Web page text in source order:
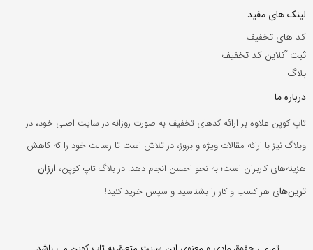
لینک های مفید
کد های تخفیف
ثبت آنلاین کد تخفیف
بلاگ
درباره ما
تاپ کوپن علاوه بر ارائه کدهای تخفیف به صورت روزانه در سایت اصلی خود، در
وبلاگ نیز با ارائه مقالات ویژه و بروز، در تلاش است تا رسالت خود را که کاهش
هزینه‌های کاربران است؛ به نحو احسن انجام دهد. در بلاگ تاپ کوپن، ارزان
ترین‌های هر کسب و کار را بشناسید و سپس خرید کنید!